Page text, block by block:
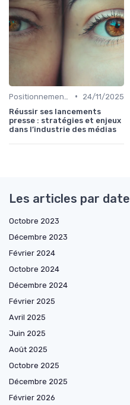
•
24/11/2025
Réussir ses lancements
presse : stratégies et enjeux
dans l’industrie des médias
Les articles par date
Octobre 2023
Décembre 2023
Février 2024
Octobre 2024
Décembre 2024
Février 2025
Avril 2025
Juin 2025
Août 2025
Octobre 2025
Décembre 2025
Février 2026